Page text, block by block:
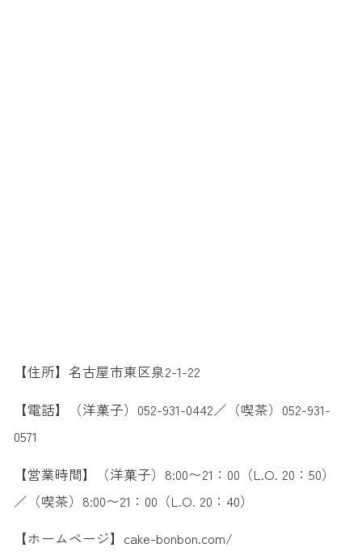
【住所】名古屋市東区泉2-1-22
【電話】（洋菓子）052-931-0442／（喫茶）052-931-
0571
【営業時間】（洋菓子）8:00〜21：00（L.O. 20：50）
／（喫茶）8:00〜21：00（L.O. 20：40）
【ホームページ】cake-bonbon.com/